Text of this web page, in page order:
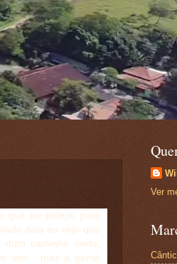
que eu pelejei para
dela eu vejo que
caminho certo,
tem - mas a gente
Ver